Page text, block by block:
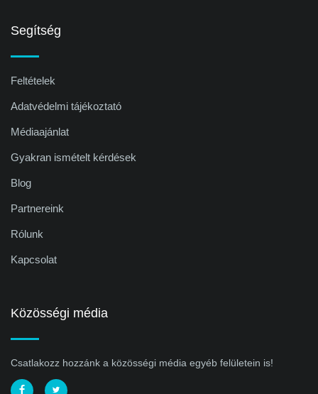
Segítség
Feltételek
Adatvédelmi tájékoztató
Médiaajánlat
Gyakran ismételt kérdések
Blog
Partnereink
Rólunk
Kapcsolat
Közösségi média
Csatlakozz hozzánk a közösségi média egyéb felületein is!